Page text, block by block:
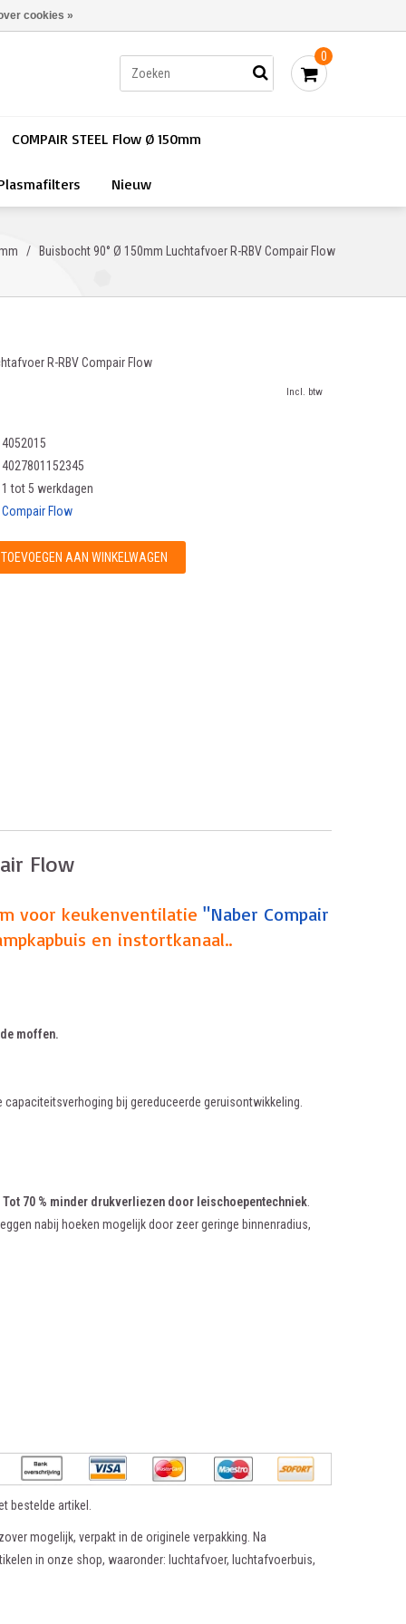
0
COMPAIR STEEL Flow Ø 150mm
Nieuw
/ Buisbocht 90° Ø 150mm Luchtafvoer R-RBV Compair Flow
R-RBV Compair Flow
Incl. btw
4052015
4027801152345
1 tot 5 werkdagen
Compair Flow
AAN WINKELWAGEN
Flow
voor keukenventilatie "Naber Compair
en instortkanaal..
moffen.
bij gereduceerde geruisontwikkeling.
Tot 70 % minder drukverliezen door leischoepentechniek
nabij hoeken mogelijk door zeer geringe binnenradius,
bestelde artikel.
mogelijk, verpakt in de originele verpakking. Na
in onze shop, waaronder: luchtafvoer, luchtafvoerbuis,
cookies »